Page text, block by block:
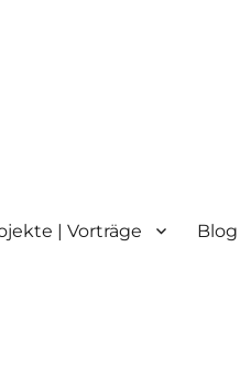
| Vorträge Blog